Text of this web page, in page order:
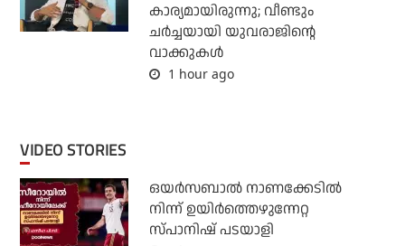
കാര്യമായിരുന്നു; വീണ്ടും
ചര്‍ച്ചയായി യുവരാജിന്റെ
വാക്കുകള്‍
1 hour ago
VIDEO STORIES
ഒയര്‍സബാൽ നാണക്കേടിൽ
നിന്ന് ഉയിർത്തെഴുന്നേറ്റ
സ്പാനിഷ് പടയാളി